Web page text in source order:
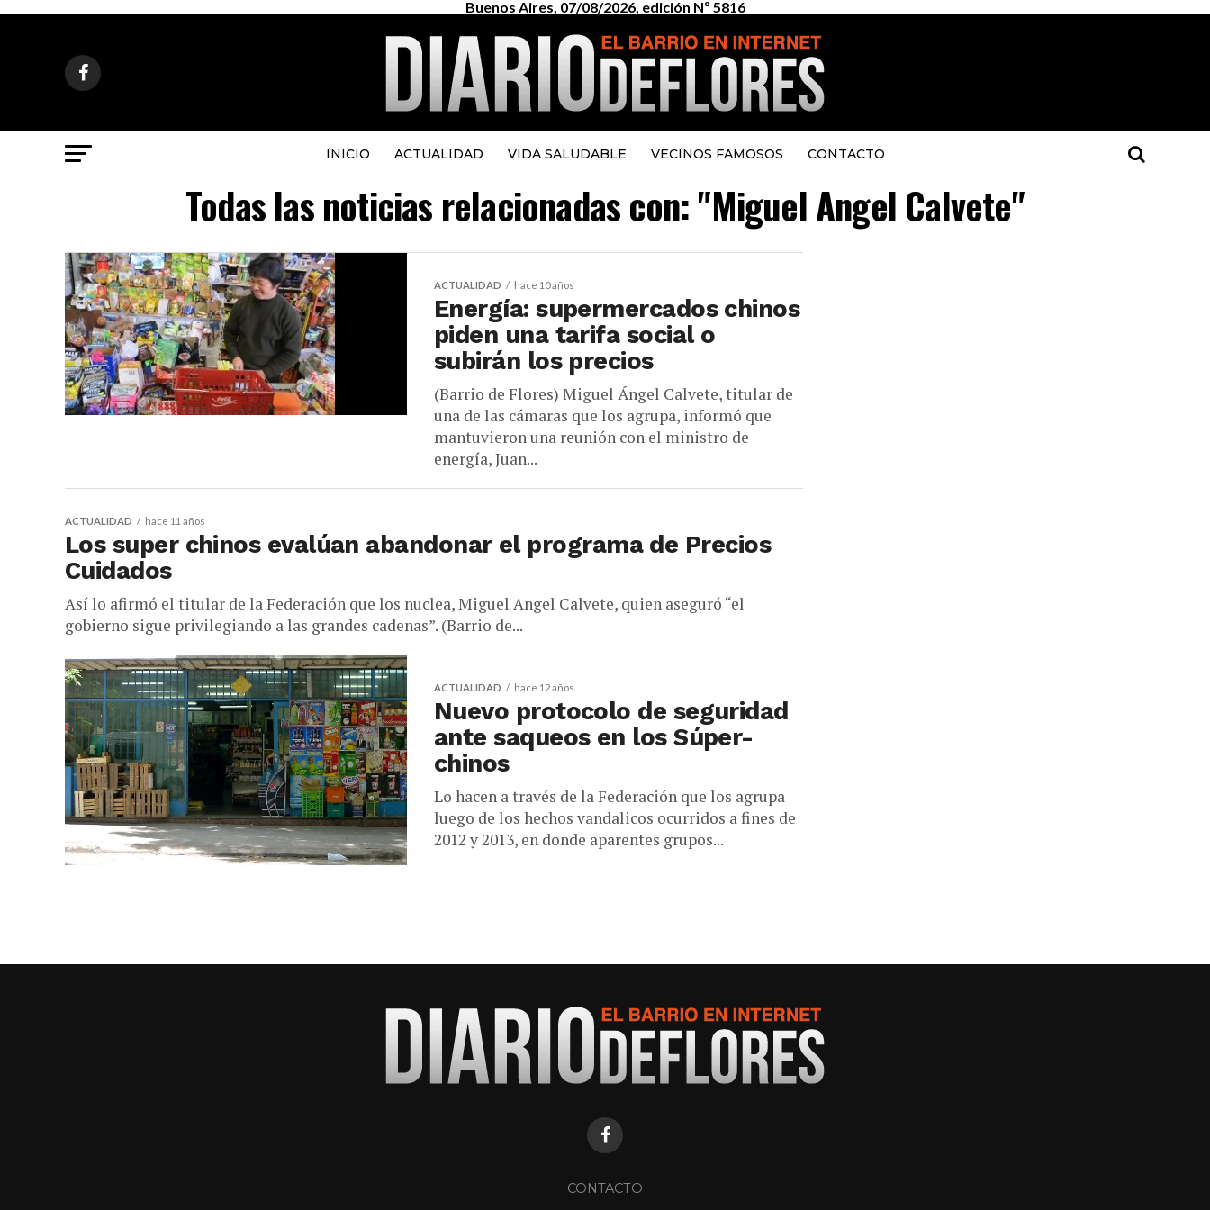
Buenos Aires, 07/08/2026, edición Nº 5816
INICIO ACTUALIDAD VIDA SALUDABLE VECINOS FAMOSOS CONTACTO
Todas las noticias relacionadas con: "Miguel Angel Calvete"
ACTUALIDAD hace 10 años
Energía: supermercados chinos
piden una tarifa social o
subirán los precios
(Barrio de Flores) Miguel Ángel Calvete, titular de
una de las cámaras que los agrupa, informó que
mantuvieron una reunión con el ministro de
energía, Juan...
ACTUALIDAD hace 11 años
Los super chinos evalúan abandonar el programa de Precios
Cuidados
Así lo afirmó el titular de la Federación que los nuclea, Miguel Angel Calvete, quien aseguró “el
gobierno sigue privilegiando a las grandes cadenas”. (Barrio de...
ACTUALIDAD hace 12 años
Nuevo protocolo de seguridad
ante saqueos en los Súper-
chinos
Lo hacen a través de la Federación que los agrupa
luego de los hechos vandalicos ocurridos a fines de
2012 y 2013, en donde aparentes grupos...
CONTACTO